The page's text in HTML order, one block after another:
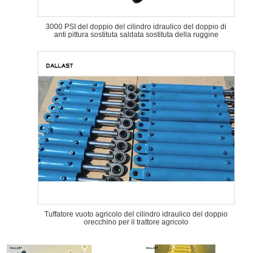
3000 PSI del doppio del cilindro idraulico del doppio di
anti pittura sostituta saldata sostituta della ruggine
Tuffatore vuoto agricolo del cilindro idraulico del doppio
orecchino per il trattore agricolo